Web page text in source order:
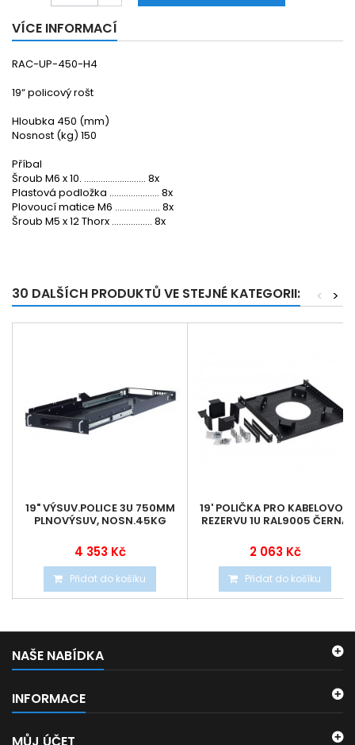
VÍCE INFORMACÍ
RAC-UP-450-H4
19“ policový rošt
Hloubka 450 (mm)
Nosnost (kg) 150
Příbal
Šroub M6 x 10. .......................... 8x
Plastová podložka ..................... 8x
Plovoucí matice M6 ................... 8x
Šroub M5 x 12 Thorx ................. 8x
30 DALŠÍCH PRODUKTŮ VE STEJNÉ KATEGORII: >
<
19" VÝSUV.POLICE 3U 750MM
PLNOVÝSUV, NOSN.45KG
4 353 Kč
Přidat do košíku
19' POLIČKA PRO KABELOVOU
REZERVU 1U RAL9005 ČERNÁ
2 063 Kč
Přidat do košíku
NAŠE NABÍDKA
INFORMACE